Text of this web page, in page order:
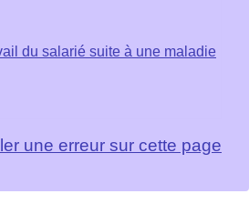
du salarié suite à une maladie
une erreur sur cette page